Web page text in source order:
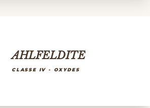
AHLFELDITE
CLASSE IV - OXYDES